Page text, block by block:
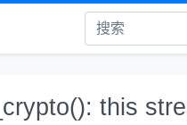
this